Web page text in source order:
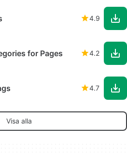
4.9
for Pages 4.2
4.7
Visa alla